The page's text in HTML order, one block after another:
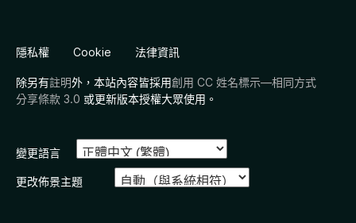
隱私權 Cookie 法律資訊
除另有註明外，本站內容皆採用創用 CC 姓名標示—相同方式
分享條款 3.0 或更新版本授權大眾使用。
變更語言
更改佈景主題